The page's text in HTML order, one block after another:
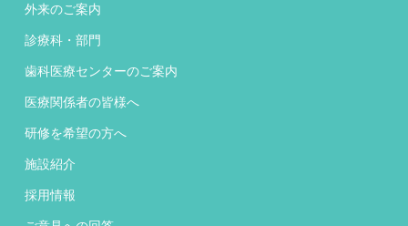
外来のご案内
診療科・部門
歯科医療センターのご案内
医療関係者の皆様へ
研修を希望の方へ
施設紹介
採用情報